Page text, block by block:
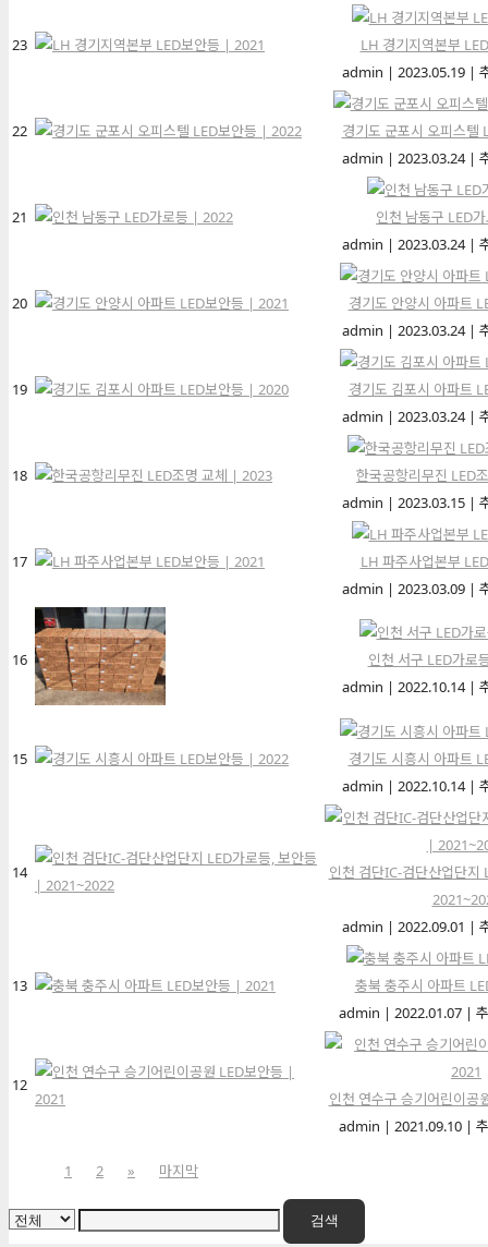
23
LH 경기지역본부
admin | 2023.05.19 |
22
경기도 군포시 오피스텔
admin | 2023.03.24 |
21
인천 남동구 LED
admin | 2023.03.24 |
20
경기도 안양시 아파트
admin | 2023.03.24 |
19
경기도 김포시 아파트
admin | 2023.03.24 |
18
한국공항리무진 LED
admin | 2023.03.15 |
17
LH 파주사업본부
admin | 2023.03.09 |
16
인천 서구 LED가로
admin | 2022.10.14 |
15
경기도 시흥시 아파트
admin | 2022.10.14 |
14
인천 검단IC-검단산업단지
admin | 2022.09.01 |
13
충북 충주시 아파트
admin | 2022.01.07 |
12
인천 연수구 승기어린이공
admin | 2021.09.10 |
1 2 » 마지막
검색